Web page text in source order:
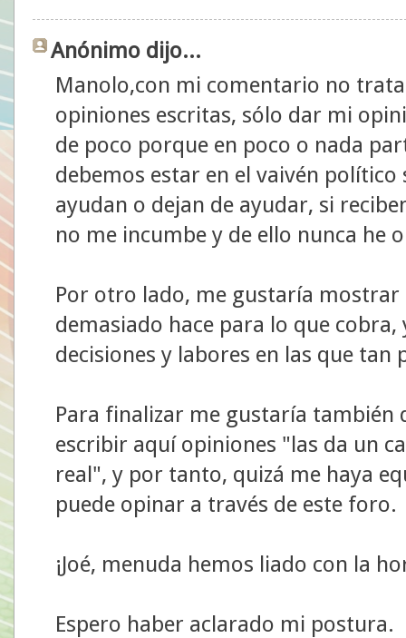
Anónimo dijo...
Manolo,con mi comentario no
opiniones escritas, sólo dar mi
de poco porque en poco o nada
debemos estar en el vaivén
ayudan o dejan de ayudar, si
no me incumbe y de ello nunca he
Por otro lado, me gustaría
demasiado hace para lo que
decisiones y labores en las que tan
Para finalizar me gustaría también
escribir aquí opiniones "las da un
real", y por tanto, quizá me haya
puede opinar a través de este foro.
¡Joé, menuda hemos liado con la
Espero haber aclarado mi postura.